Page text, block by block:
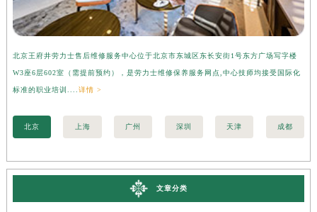
北京王府井劳力士售后维修服务中心位于北京市东城区东长安街1号东方广场写字楼
W3座6层602室（需提前预约），是劳力士维修保养服务网点,中心技师均接受国际化
标准的职业培训.... 详情 >
北京 上海 广州 深圳 天津 成都
文章分类